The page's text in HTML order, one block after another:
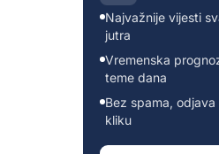
Najvažnije vijesti
jutra
Vremenska
teme dana
Bez spama, odjava
kliku